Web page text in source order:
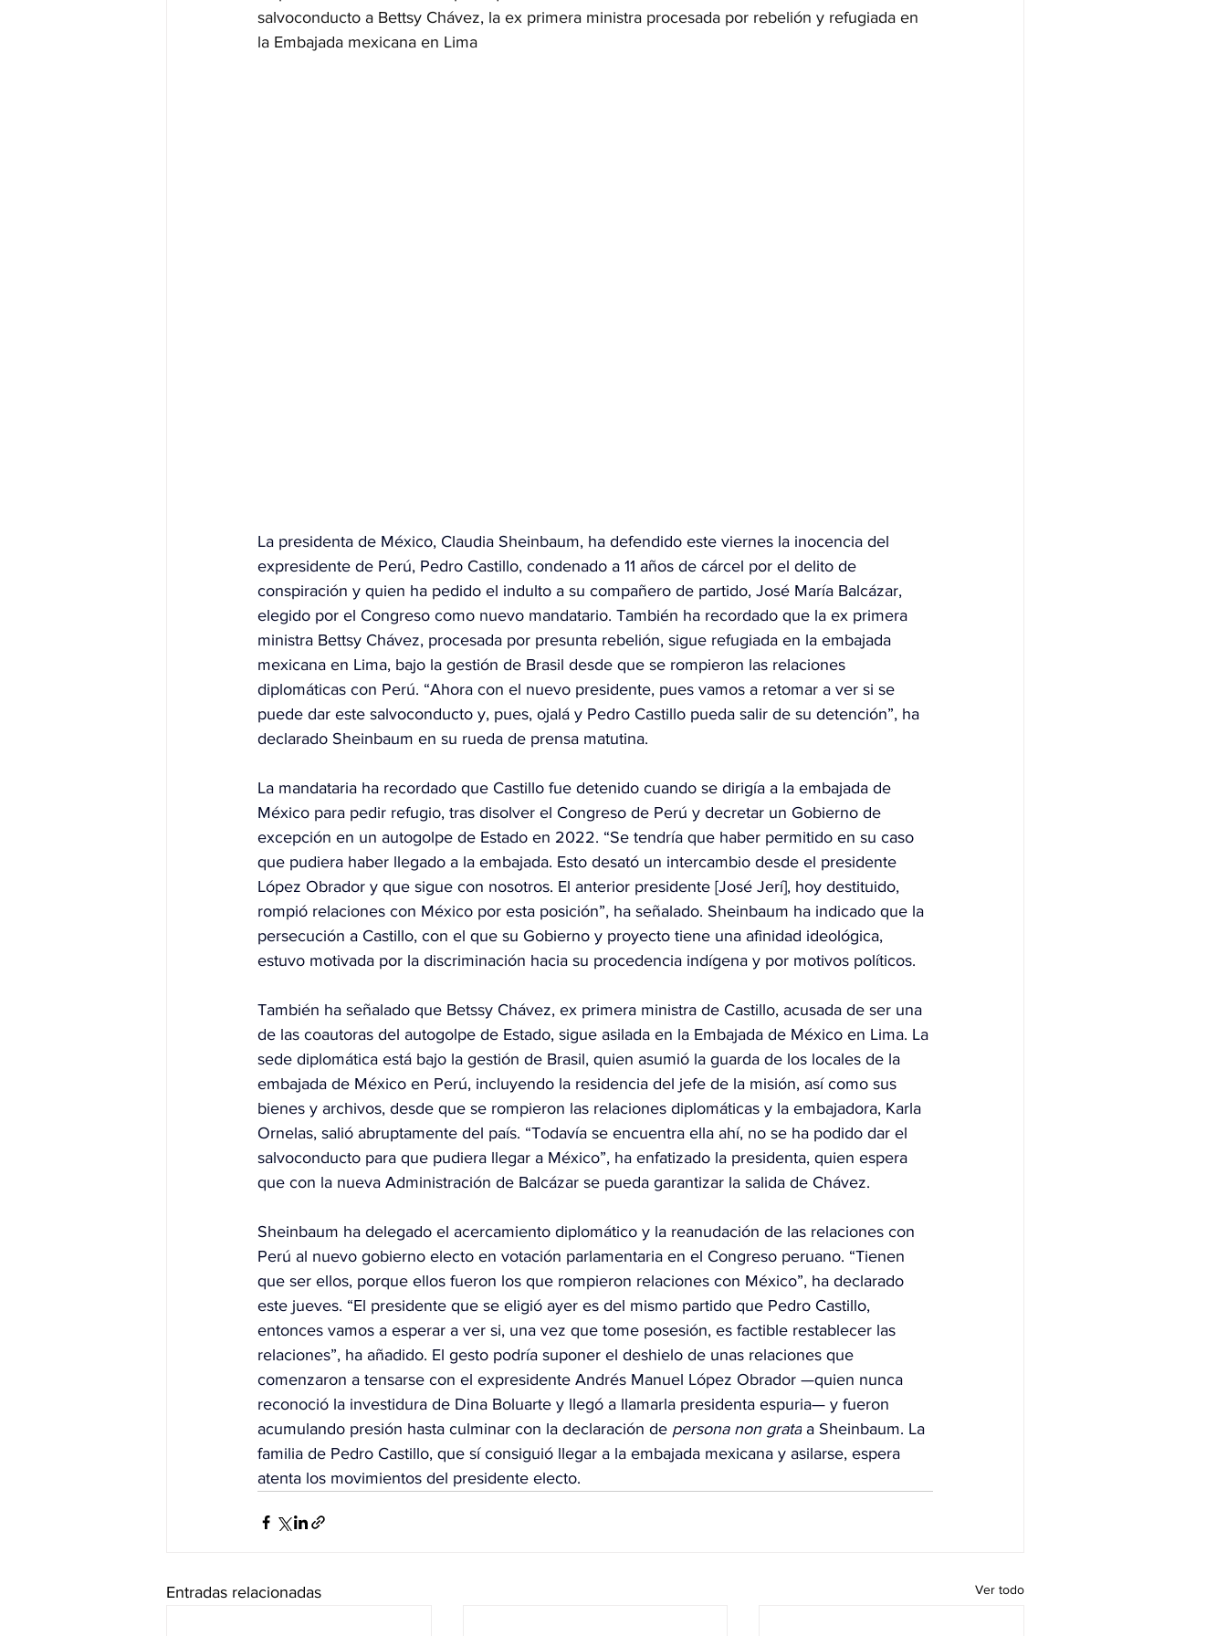
salvoconducto a Bettsy Chávez, la ex primera ministra procesada por rebelión y refugiada en
la Embajada mexicana en Lima
La presidenta de México, Claudia Sheinbaum, ha defendido este viernes la inocencia del
expresidente de Perú, Pedro Castillo, condenado a 11 años de cárcel por el delito de
conspiración y quien ha pedido el indulto a su compañero de partido, José María Balcázar,
elegido por el Congreso como nuevo mandatario. También ha recordado que la ex primera
ministra Bettsy Chávez, procesada por presunta rebelión, sigue refugiada en la embajada
mexicana en Lima, bajo la gestión de Brasil desde que se rompieron las relaciones
diplomáticas con Perú. “Ahora con el nuevo presidente, pues vamos a retomar a ver si se
puede dar este salvoconducto y, pues, ojalá y Pedro Castillo pueda salir de su detención”, ha
declarado Sheinbaum en su rueda de prensa matutina.
La mandataria ha recordado que Castillo fue detenido cuando se dirigía a la embajada de
México para pedir refugio, tras disolver el Congreso de Perú y decretar un Gobierno de
excepción en un autogolpe de Estado en 2022. “Se tendría que haber permitido en su caso
que pudiera haber llegado a la embajada. Esto desató un intercambio desde el presidente
López Obrador y que sigue con nosotros. El anterior presidente [José Jerí], hoy destituido,
rompió relaciones con México por esta posición”, ha señalado. Sheinbaum ha indicado que la
persecución a Castillo, con el que su Gobierno y proyecto tiene una afinidad ideológica,
estuvo motivada por la discriminación hacia su procedencia indígena y por motivos políticos.
También ha señalado que Betssy Chávez, ex primera ministra de Castillo, acusada de ser una
de las coautoras del autogolpe de Estado, sigue asilada en la Embajada de México en Lima. La
sede diplomática está bajo la gestión de Brasil, quien asumió la guarda de los locales de la
embajada de México en Perú, incluyendo la residencia del jefe de la misión, así como sus
bienes y archivos, desde que se rompieron las relaciones diplomáticas y la embajadora, Karla
Ornelas, salió abruptamente del país. “Todavía se encuentra ella ahí, no se ha podido dar el
salvoconducto para que pudiera llegar a México”, ha enfatizado la presidenta, quien espera
que con la nueva Administración de Balcázar se pueda garantizar la salida de Chávez.
Sheinbaum ha delegado el acercamiento diplomático y la reanudación de las relaciones con
Perú al nuevo gobierno electo en votación parlamentaria en el Congreso peruano. “Tienen
que ser ellos, porque ellos fueron los que rompieron relaciones con México”, ha declarado
este jueves. “El presidente que se eligió ayer es del mismo partido que Pedro Castillo,
entonces vamos a esperar a ver si, una vez que tome posesión, es factible restablecer las
relaciones”, ha añadido. El gesto podría suponer el deshielo de unas relaciones que
comenzaron a tensarse con el expresidente Andrés Manuel López Obrador —quien nunca
reconoció la investidura de Dina Boluarte y llegó a llamarla presidenta espuria— y fueron
acumulando presión hasta culminar con la declaración de persona non grata a Sheinbaum. La
familia de Pedro Castillo, que sí consiguió llegar a la embajada mexicana y asilarse, espera
atenta los movimientos del presidente electo.
Entradas relacionadas Ver todo